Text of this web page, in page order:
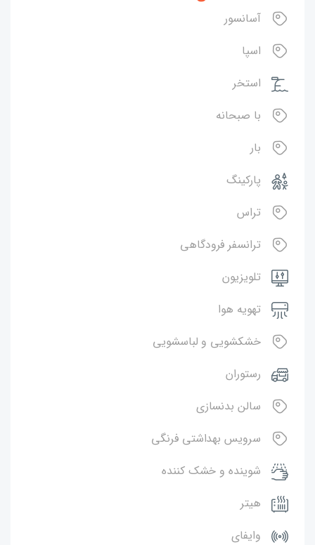
آسانسور
اسپا
استخر
با صبحانه
بار
پارکینگ
تراس
ترانسفر فرودگاهی
تلویزیون
تهویه هوا
خشکشویی و لباسشویی
رستوران
سالن بدنسازی
سرویس بهداشتی فرنگی
شوینده و خشک کننده
هیتر
وایفای